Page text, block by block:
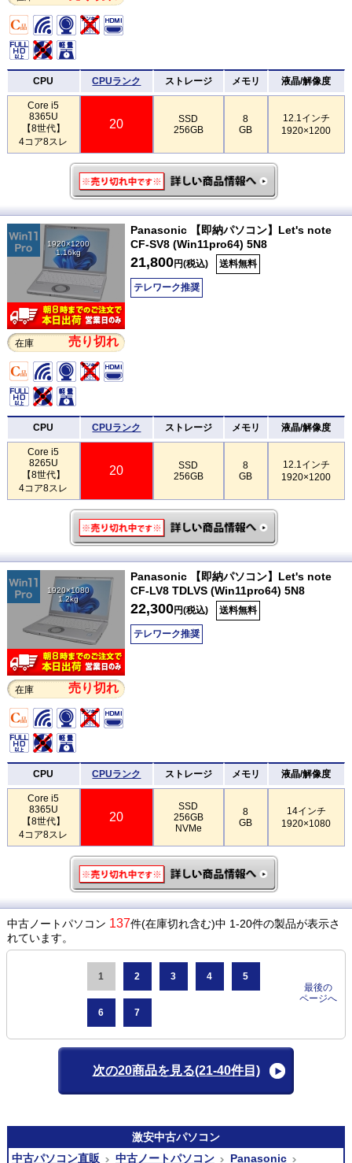
CPU CPUランク ストレージ メモリ 液晶/解像度
Core i5
8365U
【8世代】
4コア8スレ
20
SSD
256GB
8
GB
12.1インチ
1920×1200
1920×1200
1.16kg
在庫 売り切れ
Panasonic 【即納パソコン】Let's note
CF-SV8 (Win11pro64) 5N8
21,800円(税込) 送料無料
テレワーク推奨
CPU CPUランク ストレージ メモリ 液晶/解像度
Core i5
8265U
【8世代】
4コア8スレ
20
SSD
256GB
8
GB
12.1インチ
1920×1200
1920×1080
1.2kg
在庫 売り切れ
Panasonic 【即納パソコン】Let's note
CF-LV8 TDLVS (Win11pro64) 5N8
22,300円(税込) 送料無料
テレワーク推奨
CPU CPUランク ストレージ メモリ 液晶/解像度
Core i5
8365U
【8世代】
4コア8スレ
20
SSD
256GB
NVMe
8
GB
14インチ
1920×1080
中古ノートパソコン 137件(在庫切れ含む)中 1-20件の製品が表示さ
れています。
1 2 3 4 5
6 7
最後の
ページへ
次の20商品を見る(21-40件目)
激安中古パソコン
中古パソコン直販
中古ノートパソコン
Panasonic